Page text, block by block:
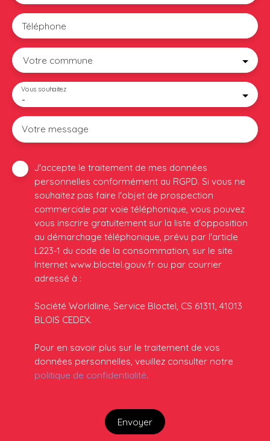
Téléphone
Votre commune
-
Vous souhaitez
Votre message
J'accepte le traitement de mes données
personnelles conformément au RGPD. Si vous ne
souhaitez pas faire l'objet de prospection
commerciale par voie téléphonique, vous pouvez
vous inscrire gratuitement sur la liste d'opposition
au démarchage téléphonique, prévu par l'article
L223-1 du code de la consommation, sur le site
Internet www.bloctel.gouv.fr ou par courrier
adressé à :
Société Worldline, Service Bloctel, CS 61311, 41013
BLOIS CEDEX.
Pour en savoir plus sur le traitement de vos
données personnelles, veuillez consulter notre
politique de confidentialité.
Envoyer